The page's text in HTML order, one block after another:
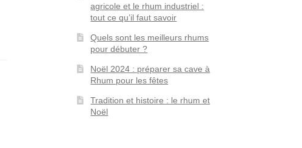
agricole et le rhum industriel :
tout ce qu’il faut savoir
Quels sont les meilleurs rhums
pour débuter ?
Noël 2024 : préparer sa cave à
Rhum pour les fêtes
Tradition et histoire : le rhum et
Noël